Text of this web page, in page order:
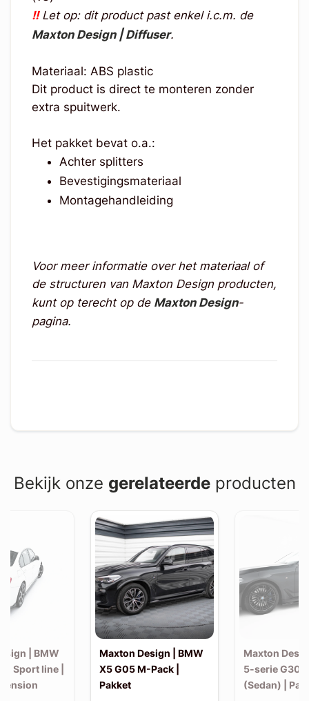
!!Let op: dit product past enkel i.c.m. de
Maxton Design | Diffuser.
Materiaal: ABS plastic
Dit product is direct te monteren zonder
extra spuitwerk.
Het pakket bevat o.a.:
Achter splitters
Bevestigingsmateriaal
Montagehandleiding
Voor meer informatie over het materiaal of
de structuren van Maxton Design producten,
kunt op terecht op de Maxton Design-
pagina.
Bekijk onze gerelateerdeproducten
| BMW
Sport line |
Maxton Design | BMW
X5 G05 M-Pack |
Pakket
Maxton
5-serie G30
(Sedan) |